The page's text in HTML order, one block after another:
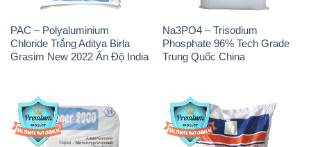
PAC – Polyaluminium
Chloride Trắng Aditya Birla
Grasim New 2022 Ấn Độ India
Na3PO4 – Trisodium
Phosphate 96% Tech Grade
Trung Quốc China